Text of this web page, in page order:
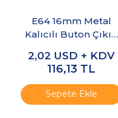
E64 16mm Metal
Kalıcılı Buton Çıkık
2,02 USD + KDV
116,13 TL
Sepete Ekle